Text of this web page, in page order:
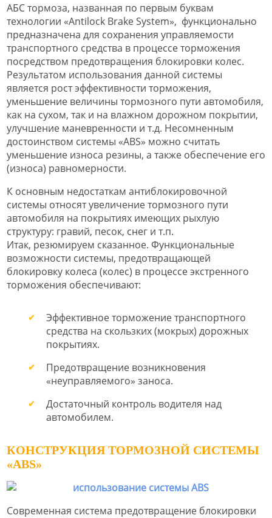
АБС тормоза, названная по первым буквам
технологии «Antilock Brake System», функционально
предназначена для сохранения управляемости
транспортного средства в процессе торможения
посредством предотвращения блокировки колес.
Результатом использования данной системы
является рост эффективности торможения,
уменьшение величины тормозного пути автомобиля,
как на сухом, так и на влажном дорожном покрытии,
улучшение маневренности и т.д. Несомненным
достоинством системы «ABS» можно считать
уменьшение износа резины, а также обеспечение его
(износа) равномерности.
К основным недостаткам антиблокировочной
системы относят увеличение тормозного пути
автомобиля на покрытиях имеющих рыхлую
структуру: гравий, песок, снег и т.п.
Итак, резюмируем сказанное. Функциональные
возможности системы, предотвращающей
блокировку колеса (колес) в процессе экстренного
торможения обеспечивают:
Эффективное торможение транспортного
средства на скользких (мокрых) дорожных
покрытиях.
Предотвращение возникновения
«неуправляемого» заноса.
Достаточный контроль водителя над
автомобилем.
КОНСТРУКЦИЯ ТОРМОЗНОЙ СИСТЕМЫ
«ABS»
Современная система предотвращение блокировки